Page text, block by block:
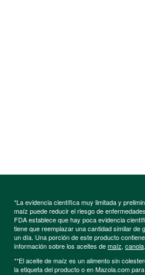
*La evidencia científica muy limitada y
maíz puede reducir el riesgo de
FDA establece que hay poca evidencia
tiene que reemplazar una cantidad similar
un día. Una porción de este producto
información sobre los aceites demaíz, canola,
**El aceite de maíz es un alimento sin
la etiqueta del producto o en Mazola.com